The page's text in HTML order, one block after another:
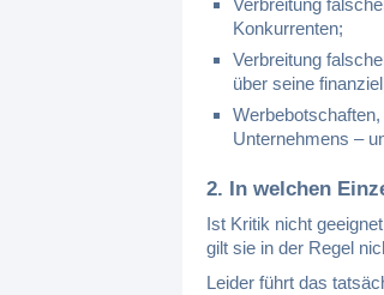
Verbreitung
Konkurrenten;
Verbreitung
über seine
Unternehmens –
2. In welchen
Ist Kritik nicht
gilt sie in der Regel
Leider führt das